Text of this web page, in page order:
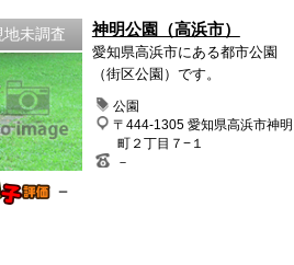
地未調査
－
神明公園（高浜市）
愛知県高浜市にある都市公園
（街区公園）です。
公園
〒444-1305 愛知県高浜市神明
町２丁目７−１
－